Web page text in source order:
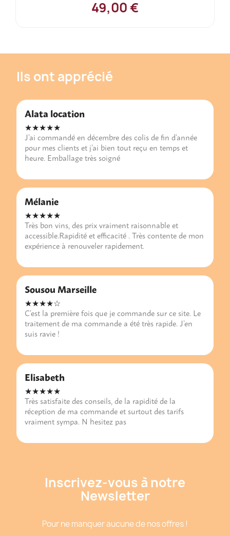
49,00 €
Ils ont apprécié
Alata location
★★★★★
J’ai commandé en décembre des colis de fin d’année
pour mes clients et j’ai bien tout reçu en temps et
heure. Emballage très soigné
Mélanie
★★★★★
Très bon vins, des prix vraiment raisonnable et
accessible.Rapidité et efficacité . Très contente de mon
expérience à renouveler rapidement.
Sousou Marseille
★★★★☆
C’est la première fois que je commande sur ce site. Le
traitement de ma commande a été très rapide. J’en
suis ravie !
Elisabeth
★★★★★
Très satisfaite des conseils, de la rapidité de la
réception de ma commande et surtout des tarifs
vraiment sympa. N hesitez pas
Inscrivez-vous à notre
Newsletter
Pour ne manquer aucune de nos offres !